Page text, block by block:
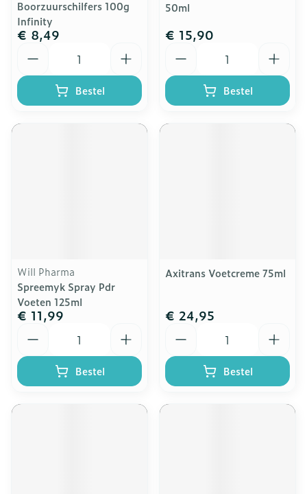
Boorzuurschilfers 100g
Infinity
€ 8,49
Bestel
50ml
€ 15,90
Bestel
Will Pharma
Spreemyk Spray Pdr
Voeten 125ml
€ 11,99
Bestel
Axitrans Voetcreme 75ml
€ 24,95
Bestel